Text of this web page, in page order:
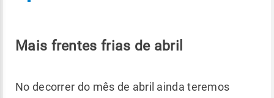
Mais frentes frias de abril
No decorrer do mês de abril ainda teremos